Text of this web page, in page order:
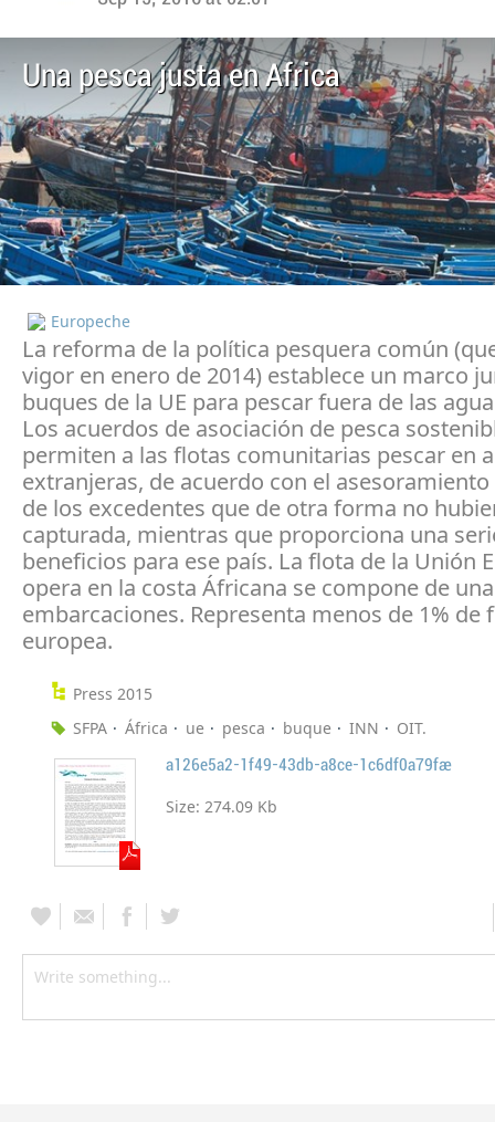
Una pesca justa en Africa
Europeche
La reforma de la política pesquera común
vigor en enero de 2014) establece un marco
buques de la UE para pescar fuera de las
Los acuerdos de asociación de pesca
permiten a las flotas comunitarias pescar en
extranjeras, de acuerdo con el
de los excedentes que de otra forma no
capturada, mientras que proporciona una
beneficios para ese país. La flota de la Unión
opera en la costa Áfricana se compone de
embarcaciones. Representa menos de 1% de
europea.
Press 2015
SFPA
África ue pesca buque INN OIT.
a126e5a2-1f49-43db-a8ce-1c6df0a79fae
Size: 274.09 Kb